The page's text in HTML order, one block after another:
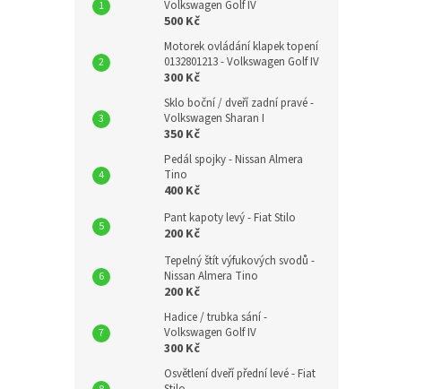
Volkswagen Golf IV
500 Kč
Motorek ovládání klapek topení
0132801213 - Volkswagen Golf IV
300 Kč
Sklo boční / dveří zadní pravé -
Volkswagen Sharan I
350 Kč
Pedál spojky - Nissan Almera
Tino
400 Kč
Pant kapoty levý - Fiat Stilo
200 Kč
Tepelný štít výfukových svodů -
Nissan Almera Tino
200 Kč
Hadice / trubka sání -
Volkswagen Golf IV
300 Kč
Osvětlení dveří přední levé - Fiat